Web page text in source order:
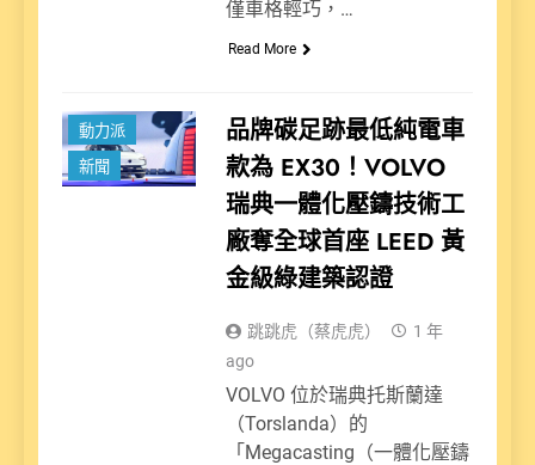
僅車格輕巧，…
Read More
動力派
新聞
品牌碳足跡最低純電車
款為 EX30！VOLVO
瑞典一體化壓鑄技術工
廠奪全球首座 LEED 黃
金級綠建築認證
跳跳虎（蔡虎虎）
1 年
ago
VOLVO 位於瑞典托斯蘭達
（Torslanda）的
「Megacasting（一體化壓鑄